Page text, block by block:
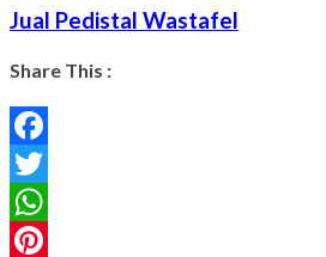
Jual Pedistal Wastafel
Share This :
Facebook
Twitter
WhatsApp